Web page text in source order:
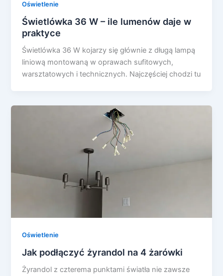
Oświetlenie
Świetlówka 36 W – ile lumenów daje w
praktyce
Świetlówka 36 W kojarzy się głównie z długą lampą
liniową montowaną w oprawach sufitowych,
warsztatowych i technicznych. Najczęściej chodzi tu
Oświetlenie
Jak podłączyć żyrandol na 4 żarówki
Żyrandol z czterema punktami światła nie zawsze